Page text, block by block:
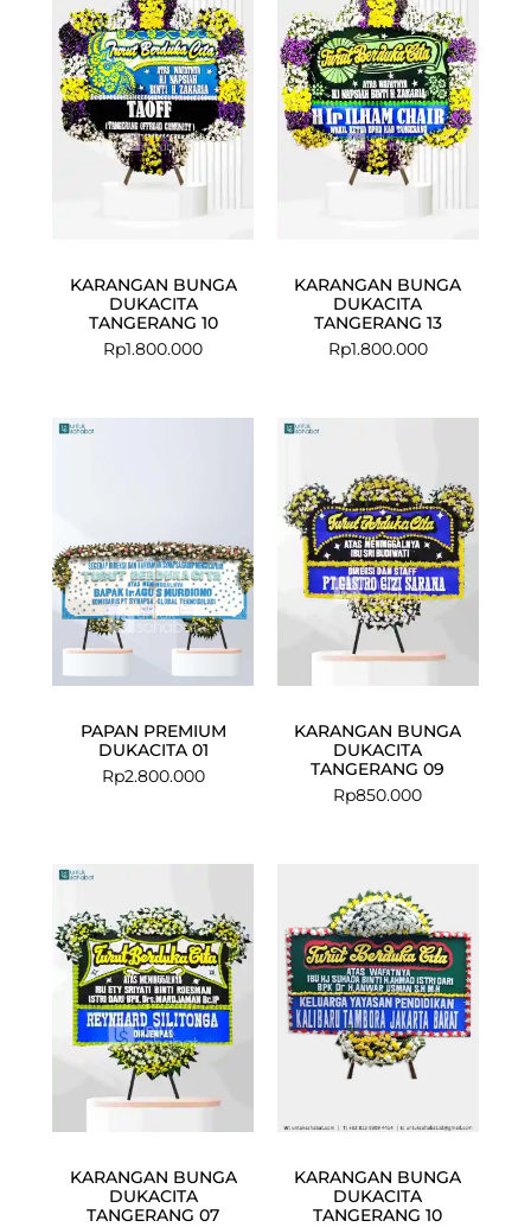
KARANGAN BUNGA
DUKACITA
TANGERANG 10
Rp1.800.000
KARANGAN BUNGA
DUKACITA
TANGERANG 13
Rp1.800.000
PAPAN PREMIUM
DUKACITA 01
Rp2.800.000
KARANGAN BUNGA
DUKACITA
TANGERANG 09
Rp850.000
KARANGAN BUNGA
DUKACITA
TANGERANG 07
KARANGAN BUNGA
DUKACITA
TANGERANG 10